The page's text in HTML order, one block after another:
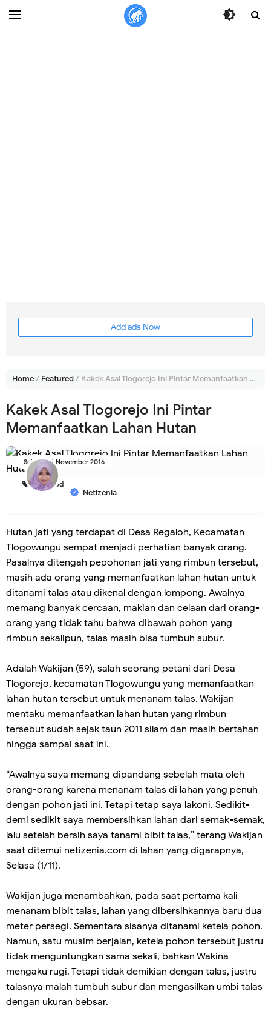
Add ads Now
Home/ Featured/ Kakek Asal Tlogorejo Ini Pintar Memanfaatkan Lahan Hutan
Kakek Asal Tlogorejo Ini Pintar
Memanfaatkan Lahan Hutan
Netizenia
Selasa, 01 November 2016
Featured
Hutan jati yang terdapat di Desa Regaloh, Kecamatan
Tlogowungu sempat menjadi perhatian banyak orang.
Pasalnya ditengah pepohonan jati yang rimbun tersebut,
masih ada orang yang memanfaatkan lahan hutan untuk
ditanami talas atau dikenal dengan lompong. Awalnya
memang banyak cercaan, makian dan celaan dari orang-
orang yang tidak tahu bahwa dibawah pohon yang
rimbun sekalipun, talas masih bisa tumbuh subur.
Adalah Wakijan (59), salah seorang petani dari Desa
Tlogorejo, kecamatan Tlogowungu yang memanfaatkan
lahan hutan tersebut untuk menanam talas. Wakijan
mentaku memanfaatkan lahan hutan yang rimbun
tersebut sudah sejak taun 2011 silam dan masih bertahan
hingga sampai saat ini.
“Awalnya saya memang dipandang sebelah mata oleh
orang-orang karena menanam talas di lahan yang penuh
dengan pohon jati ini. Tetapi tetap saya lakoni. Sedikit-
demi sedikit saya membersihkan lahan dari semak-semak,
lalu setelah bersih saya tanami bibit talas,” terang Wakijan
saat ditemui netizenia.com di lahan yang digarapnya,
Selasa (1/11).
Wakijan juga menambahkan, pada saat pertama kali
menanam bibit talas, lahan yang dibersihkannya baru dua
meter persegi. Sementara sisanya ditanami ketela pohon.
Namun, satu musim berjalan, ketela pohon tersebut justru
tidak menguntungkan sama sekali, bahkan Wakina
mengaku rugi. Tetapi tidak demikian dengan talas, justru
talasnya malah tumbuh subur dan mengasilkan umbi talas
dengan ukuran bebsar.